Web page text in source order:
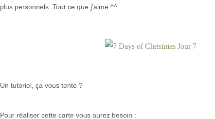
plus personnels. Tout ce que j'aime ^^.
Un tutoriel, ça vous tente ?
Pour réaliser cette carte vous aurez besoin :